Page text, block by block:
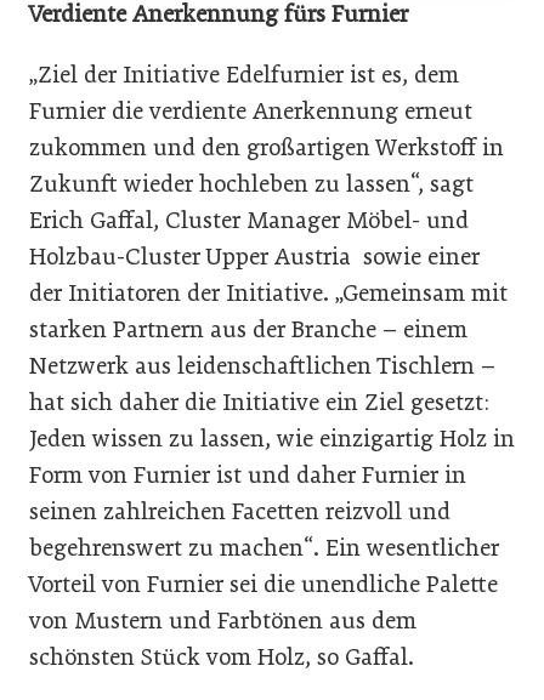
Verdiente Anerkennung fürs Furnier
„Ziel der Initiative Edelfurnier ist es, dem
Furnier die verdiente Anerkennung erneut
zukommen und den großartigen Werkstoff in
Zukunft wieder hochleben zu lassen“, sagt
Erich Gaffal, Cluster Manager Möbel- und
Holzbau-Cluster Upper Austria sowie einer
der Initiatoren der Initiative. „Gemeinsam mit
starken Partnern aus der Branche – einem
Netzwerk aus leidenschaftlichen Tischlern –
hat sich daher die Initiative ein Ziel gesetzt:
Jeden wissen zu lassen, wie einzigartig Holz in
Form von Furnier ist und daher Furnier in
seinen zahlreichen Facetten reizvoll und
begehrenswert zu machen“. Ein wesentlicher
Vorteil von Furnier sei die unendliche Palette
von Mustern und Farbtönen aus dem
schönsten Stück vom Holz, so Gaffal.